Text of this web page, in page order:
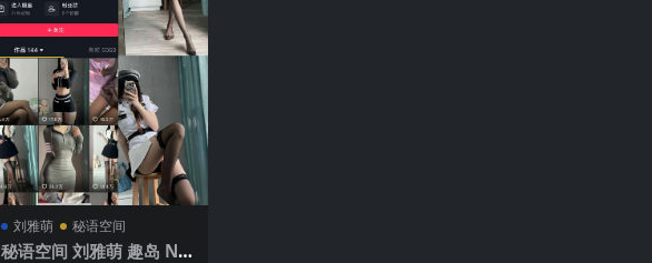
刘雅萌 秘语空间
秘语空间 刘雅萌 趣岛 NO.